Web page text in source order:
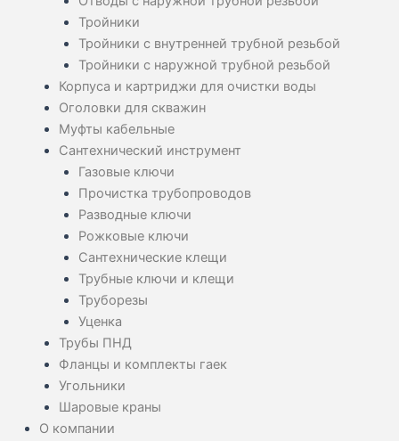
Тройники
Тройники с внутренней трубной резьбой
Тройники с наружной трубной резьбой
Корпуса и картриджи для очистки воды
Оголовки для скважин
Муфты кабельные
Сантехнический инструмент
Газовые ключи
Прочистка трубопроводов
Разводные ключи
Рожковые ключи
Сантехнические клещи
Трубные ключи и клещи
Труборезы
Уценка
Трубы ПНД
Фланцы и комплекты гаек
Угольники
Шаровые краны
О компании